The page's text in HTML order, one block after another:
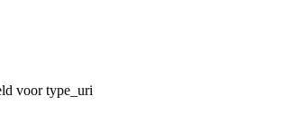
voor type_uri